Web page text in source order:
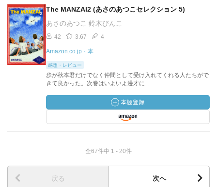
The MANZAI2 (あさのあつこセレクション 5)
あさのあつこ 鈴木びんこ
42 3.67 4
Amazon.co.jp・本
感想・レビュー
歩が秋本君だけでなく仲間として受け入れてくれる人たちがで
きて良かった。次巻はいよいよ漫才に...
全67件中 1 - 20件
戻る 次へ